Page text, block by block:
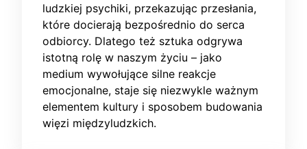
ludzkiej psychiki, przekazując przesłania,
które docierają bezpośrednio do serca
odbiorcy. Dlatego też sztuka odgrywa
istotną rolę w naszym życiu – jako
medium wywołujące silne reakcje
emocjonalne, staje się niezwykle ważnym
elementem kultury i sposobem budowania
więzi międzyludzkich.